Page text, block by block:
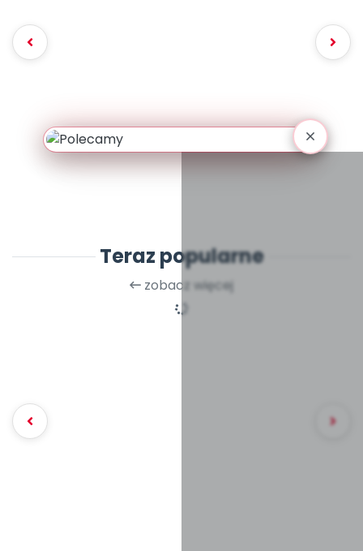
Teraz popularne
zobacz więcej